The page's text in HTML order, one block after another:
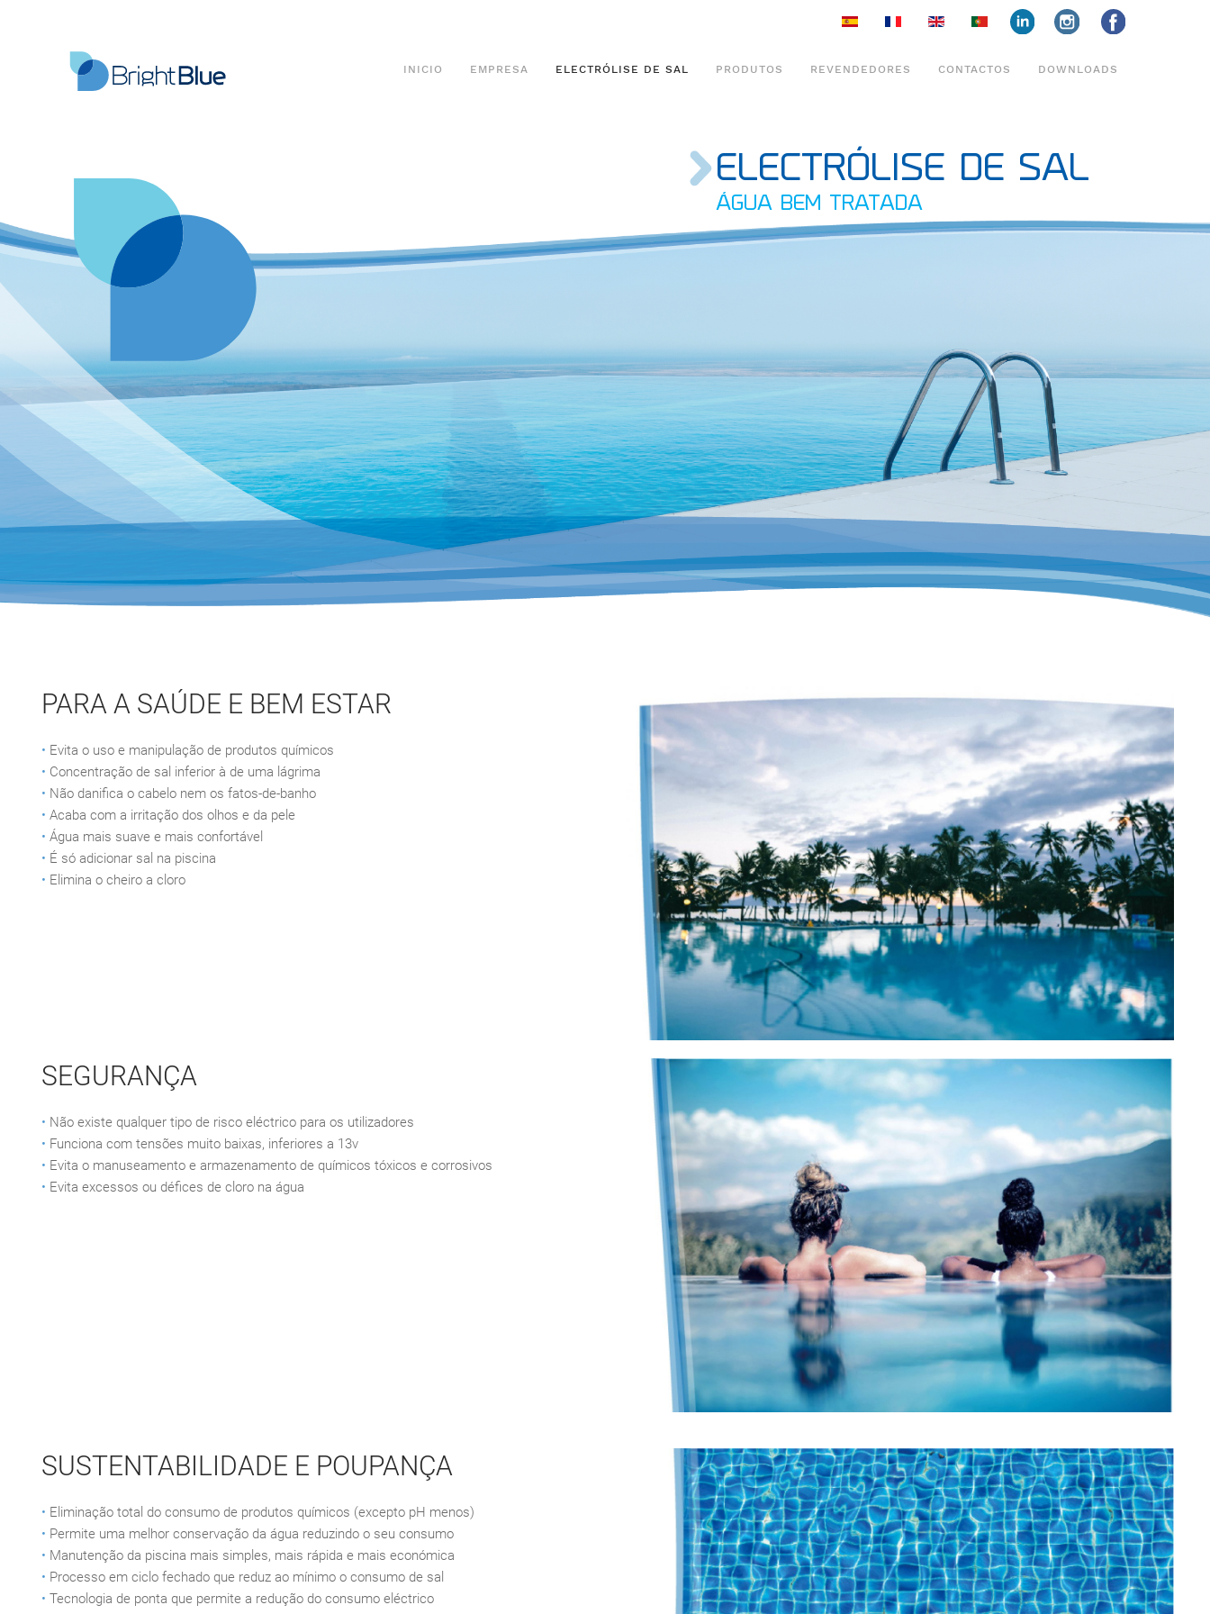
insta
INICIO EMPRESA ELECTRÓLISE DE SAL PRODUTOS REVENDEDORES CONTACTOS DOWNLOADS
ELECTRÓLISE DE SAL
ÁGUA BEM TRATADA
PARA A SAÚDE E BEM ESTAR
• Evita o uso e manipulação de produtos químicos
• Concentração de sal inferior à de uma lágrima
• Não danifica o cabelo nem os fatos-de-banho
• Acaba com a irritação dos olhos e da pele
• Água mais suave e mais confortável
• É só adicionar sal na piscina
• Elimina o cheiro a cloro
SEGURANÇA
• Não existe qualquer tipo de risco eléctrico para os utilizadores
• Funciona com tensões muito baixas, inferiores a 13v
• Evita o manuseamento e armazenamento de químicos tóxicos e corrosivos
• Evita excessos ou défices de cloro na água
SUSTENTABILIDADE E POUPANÇA
• Eliminação total do consumo de produtos químicos (excepto pH menos)
• Permite uma melhor conservação da água reduzindo o seu consumo
• Manutenção da piscina mais simples, mais rápida e mais económica
• Processo em ciclo fechado que reduz ao mínimo o consumo de sal
• Tecnologia de ponta que permite a redução do consumo eléctrico